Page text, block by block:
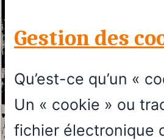
Gestion des
Qu’est-ce qu’un «
Un « cookie » ou
fichier électronique